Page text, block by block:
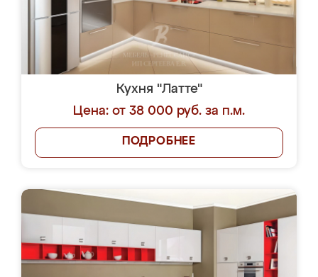
Кухня "Латте"
Цена: от 38 000 руб. за п.м.
ПОДРОБНЕЕ